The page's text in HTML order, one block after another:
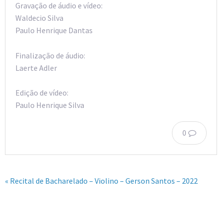
Gravação de áudio e vídeo:
Waldecio Silva
Paulo Henrique Dantas
Finalização de áudio:
Laerte Adler
Edição de vídeo:
Paulo Henrique Silva
0
« Recital de Bacharelado – Violino – Gerson Santos – 2022